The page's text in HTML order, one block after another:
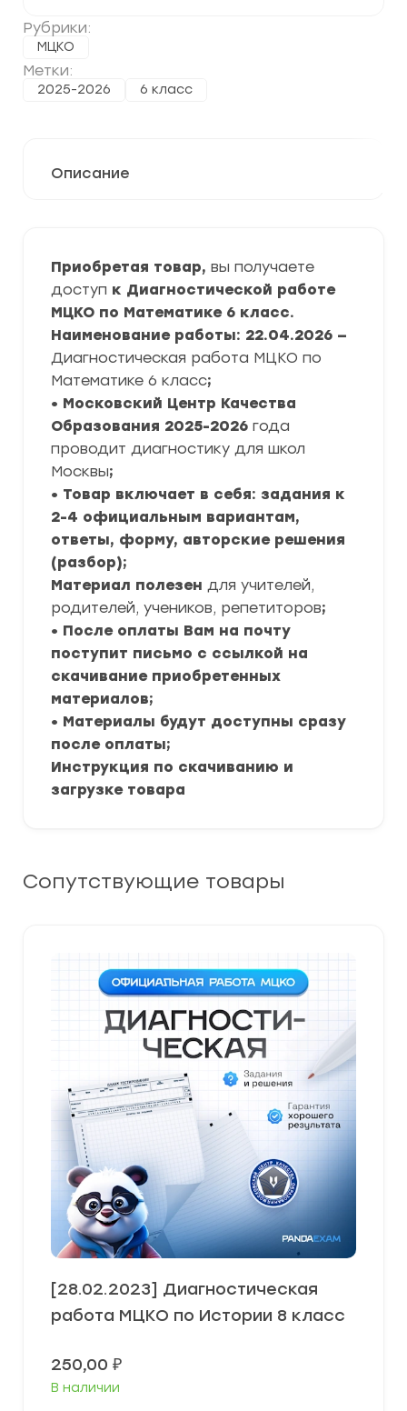
Рубрики:
МЦКО
Метки:
2025-2026 6 класс
Описание
Приобретая товар, вы получаете
доступ к Диагностической работе
МЦКО по Математике 6 класс.
Наименование работы: 22.04.2026 —
Диагностическая работа МЦКО по
Математике 6 класс;
• Московский Центр Качества
Образования 2025-2026 года
проводит диагностику для школ
Москвы;
• Товар включает в себя: задания к
2-4 официальным вариантам,
ответы, форму, авторские решения
(разбор);
Материал полезен для учителей,
родителей, учеников, репетиторов;
• После оплаты Вам на почту
поступит письмо с ссылкой на
скачивание приобретенных
материалов;
• Материалы будут доступны сразу
после оплаты;
Инструкция по скачиванию и
загрузке товара
Сопутствующие товары
[28.02.2023] Диагностическая
работа МЦКО по Истории 8 класс
250,00 ₽
В наличии